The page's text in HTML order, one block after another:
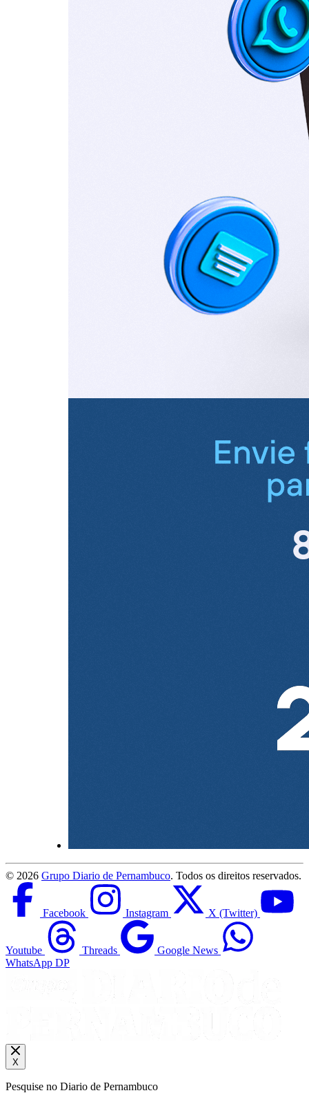
© 2026 Grupo Diario de Pernambuco. Todos os direitos reservados.
Facebook Instagram X (Twitter)
Youtube Threads
Google News
WhatsApp DP
X
Pesquise no Diario de Pernambuco